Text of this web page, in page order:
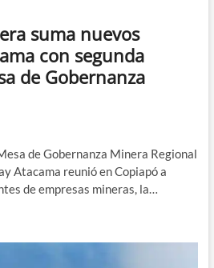
suma nuevos
con segunda
de Gobernanza
de Gobernanza Minera Regional
Atacama reunió en Copiapó a
de empresas mineras, la…